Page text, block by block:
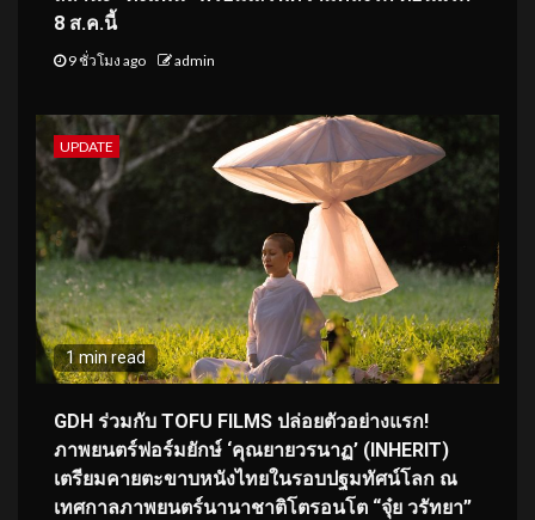
8 ส.ค.นี้
9 ชั่วโมง ago admin
UPDATE
1 min read
GDH ร่วมกับ TOFU FILMS ปล่อยตัวอย่างแรก!
ภาพยนตร์ฟอร์มยักษ์ ‘คุณยายวรนาฏ’ (INHERIT)
เตรียมคายตะขาบหนังไทยในรอบปฐมทัศน์โลก ณ
เทศกาลภาพยนตร์นานาชาติโตรอนโต “จุ๋ย วรัทยา”